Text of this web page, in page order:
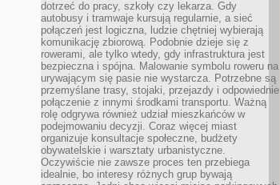
dotrzeć do pracy, szkoły czy lekarza. Gdy
autobusy i tramwaje kursują regularnie, a sieć
połączeń jest logiczna, ludzie chętniej wybierają
komunikację zbiorową. Podobnie dzieje się z
rowerami, ale tylko wtedy, gdy infrastruktura jest
bezpieczna i spójna. Malowanie symbolu roweru na
urywającym się pasie nie wystarcza. Potrzebne są
przemyślane trasy, stojaki, przejazdy i odpowiednie
połączenie z innymi środkami transportu. Ważną
rolę odgrywa również udział mieszkańców w
podejmowaniu decyzji. Coraz więcej miast
organizuje konsultacje społeczne, budżety
obywatelskie i warsztaty urbanistyczne.
Oczywiście nie zawsze proces ten przebiega
idealnie, bo interesy różnych grup bywają